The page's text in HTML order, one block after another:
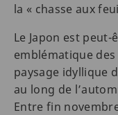
la « chasse aux
Le Japon est
emblématique
paysage idyllique
au long de
Entre fin